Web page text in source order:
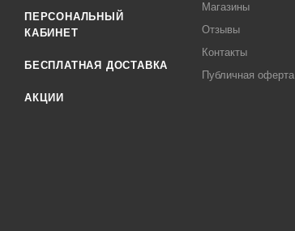
ПЕРСОНАЛЬНЫЙ
КАБИНЕТ
БЕСПЛАТНАЯ ДОСТАВКА
АКЦИИ
Магазины
Отзывы
Контакты
Публичная оферта